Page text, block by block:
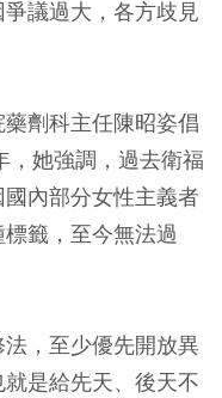
議過大，各方歧見
劑科主任陳昭姿倡
她強調，過去衛福
內部分女性主義者
籤，至今無法過
，至少優先開放異
是給先天、後天不